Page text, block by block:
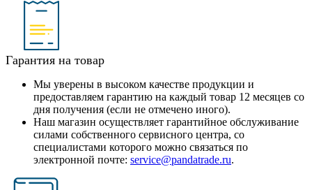
Гарантия на товар
Мы уверены в высоком качестве продукции и
предоставляем гарантию на каждый товар 12 месяцев со
дня получения (если не отмечено иного).
Наш магазин осуществляет гарантийное обслуживание
силами собственного сервисного центра, со
специалистами которого можно связаться по
электронной почте: service@pandatrade.ru.